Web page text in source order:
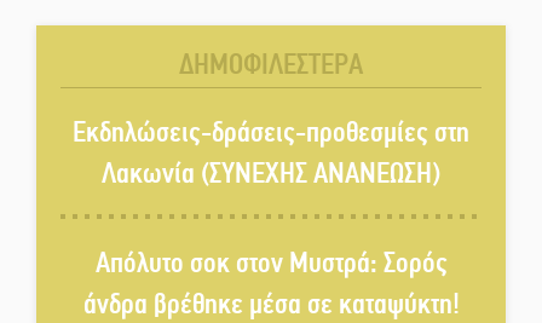
«Κλειστά» ανοιχτά προαύλια
στον Δ. Σπάρτης;
Δεκαπενταύγουστος στην
Πετρίνα: Αντάμωμα με μουσική,
χορό και παράδοση
ΔΗΜΟΦΙΛΕΣΤΕΡΑ
Εκδηλώσεις-δράσεις-προθεσμίες στη
Λακωνία (ΣΥΝΕΧΗΣ ΑΝΑΝΕΩΣΗ)
Απόλυτο σοκ στον Μυστρά: Σορός
άνδρα βρέθηκε μέσα σε καταψύκτη!